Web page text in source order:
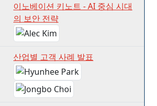
이노베이션 키노트 - AI 중심 시대
의 보안 전략
산업별 고객 사례 발표